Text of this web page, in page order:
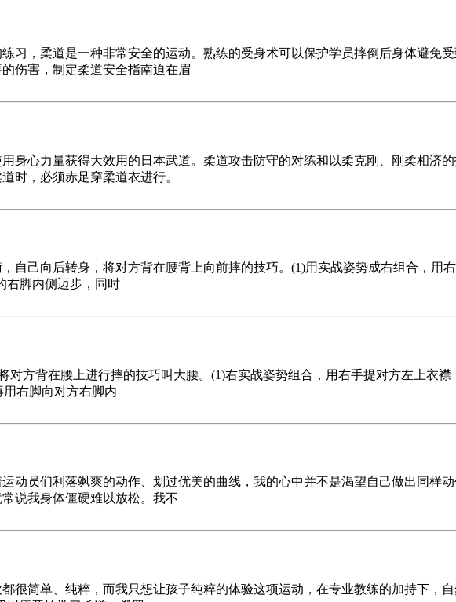
习，柔道是一种非常安全的运动。熟练的受身术可以保护学员摔倒后身体避免
伤害，制定柔道安全指南迫在眉
身心力量获得大效用的日本武道。柔道攻击防守的对练和以柔克刚、刚柔相济
时，必须赤足穿柔道衣进行。
自己向后转身，将对方背在腰背上向前摔的技巧。(1)用实战姿势成右组合，用
右脚内侧迈步，同时
方背在腰上进行摔的技巧叫大腰。(1)右实战姿势组合，用右手提对方左上衣
右脚向对方右脚内
动员们利落飒爽的动作、划过优美的曲线，我的心中并不是渴望自己做出同样
说我身体僵硬难以放松。我不
很简单、纯粹，而我只想让孩子纯粹的体验这项运动，在专业教练的加持下，